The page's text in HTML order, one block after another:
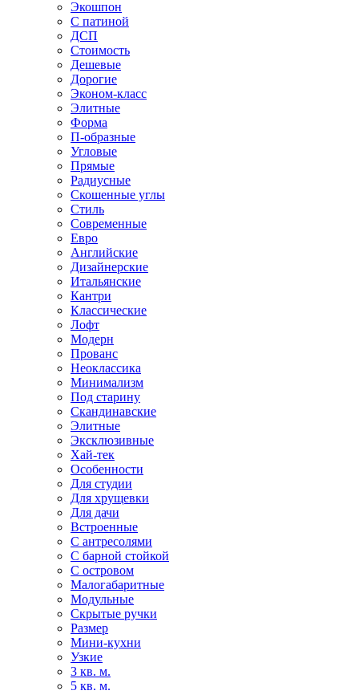
Экошпон
С патиной
ДСП
Стоимость
Дешевые
Дорогие
Эконом-класс
Элитные
Форма
П-образные
Угловые
Прямые
Радиусные
Скошенные углы
Стиль
Современные
Евро
Английские
Дизайнерские
Итальянские
Кантри
Классические
Лофт
Модерн
Прованс
Неоклассика
Минимализм
Под старину
Скандинавские
Элитные
Эксклюзивные
Хай-тек
Особенности
Для студии
Для хрущевки
Для дачи
Встроенные
С антресолями
С барной стойкой
С островом
Малогабаритные
Модульные
Скрытые ручки
Размер
Мини-кухни
Узкие
3 кв. м.
5 кв. м.